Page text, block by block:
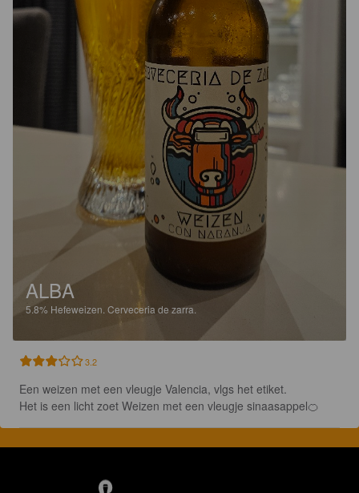
ALBA
5.8% Hefeweizen. Cerveceria de zarra.
3.2
Een weizen met een vleugje Valencia, vlgs het etiket.
Het is een licht zoet Weizen met een vleugje sinaasappel🍊